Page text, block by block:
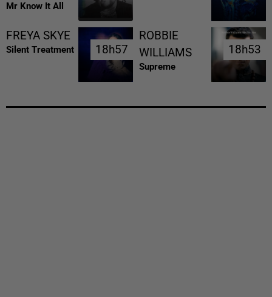
Mr Know It All
FREYA SKYE
Silent Treatment 18h57
18h57
ROBBIE
WILLIAMS
Supreme
18h53
18h53